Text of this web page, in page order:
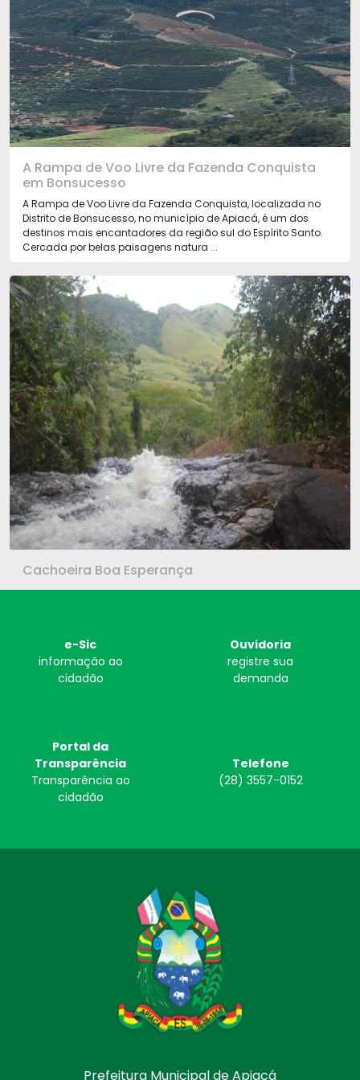
A Rampa de Voo Livre da Fazenda Conquista
em Bonsucesso
A Rampa de Voo Livre da Fazenda Conquista, localizada no
Distrito de Bonsucesso, no município de Apiacá, é um dos
destinos mais encantadores da região sul do Espírito Santo.
Cercada por belas paisagens natura ...
Cachoeira Boa Esperança
e-Sic
informação ao
cidadão
Ouvidoria
registre sua
demanda
Portal da
Transparência
Transparência ao
cidadão
Telefone
(28) 3557-0152
Prefeitura Municipal de Apiacá